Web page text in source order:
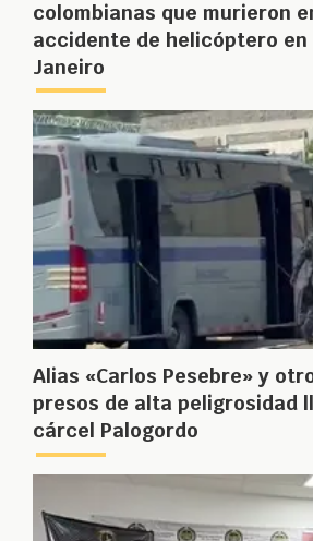
colombianas que murieron
accidente de helicóptero en
Janeiro
Alias «Carlos Pesebre» y
presos de alta peligrosidad
cárcel Palogordo